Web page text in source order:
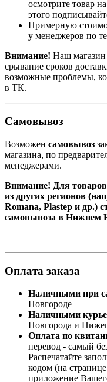
осмотрите товар
этого
Примерную
у менеджеров по
Внимание! Наш магазин
срывание сроков
возможные проблемы,
в ТК.
Самовывоз
Возможен самовывоз
магазина, по
менеджерами.
Внимание! Для товаров
из других регионов
Romana, Plastep и др.)
самовывоза в Нижнем
Оплата заказа
Наличными при
Новгороде
Наличными
Новгорода и
Оплата по
перевод - самый
Распечатайте
кодом (на
приложение